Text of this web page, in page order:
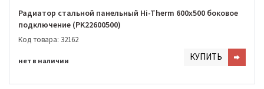
Радиатор стальной панельный Hi-Therm 600х500 боковое
подключение (PK22600500)
Код товара: 32162
нет в наличии КУПИТЬ